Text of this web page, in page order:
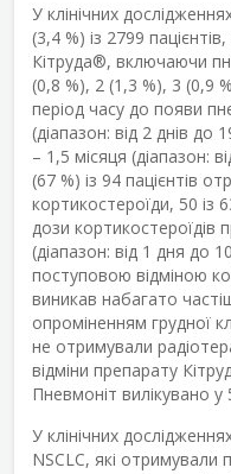
У клінічних
(3,4 %) із 2799
Кітруда®, включаючи
(0,8 %), 2 (1,3 %), 3 (0,9
період часу до появи
(діапазон: від 2 днів до
– 1,5 місяця (діапазон:
(67 %) із 94 пацієнтів
кортикостероїди, 50 із
дози кортикостероїдів
(діапазон: від 1 дня до
поступовою відміною
виникав набагато
опроміненням грудної
не отримували
відміни препарату
Пневмоніт вилікувано у
У клінічних
NSCLC, які отримували